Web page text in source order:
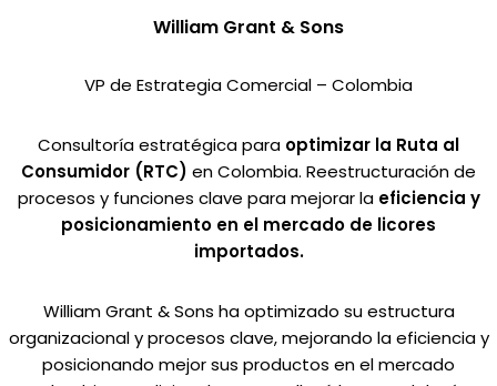
William Grant & Sons
VP de Estrategia Comercial – Colombia
Consultoría estratégica para optimizar la Ruta al
Consumidor (RTC) en Colombia. Reestructuración de
procesos y funciones clave para mejorar la eficiencia y
posicionamiento en el mercado de licores
importados.
William Grant & Sons ha optimizado su estructura
organizacional y procesos clave, mejorando la eficiencia y
posicionando mejor sus productos en el mercado